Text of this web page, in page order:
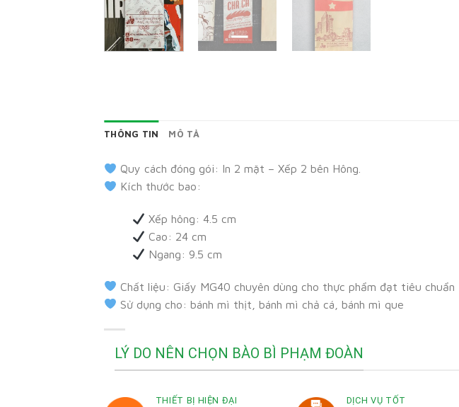
THÔNG TIN MÔ TẢ
Quy cách đóng gói: In 2 mặt – Xếp 2 bên Hông.
Kích thước bao:
Xếp hông: 4.5 cm
Cao: 24 cm
Ngang: 9.5 cm
Chất liệu: Giấy MG40 chuyên dùng cho thực phẩm đạt tiêu chuẩn
Sử dụng cho: bánh mì thịt, bánh mì chả cá, bánh mì que
LÝ DO NÊN CHỌN BÀO BÌ PHẠM ĐOÀN
THIẾT BỊ HIỆN ĐẠI DỊCH VỤ TỐT